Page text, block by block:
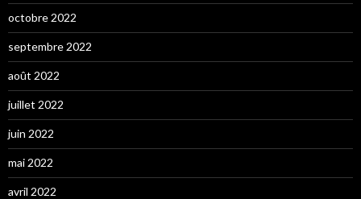
octobre 2022
septembre 2022
août 2022
juillet 2022
juin 2022
mai 2022
avril 2022